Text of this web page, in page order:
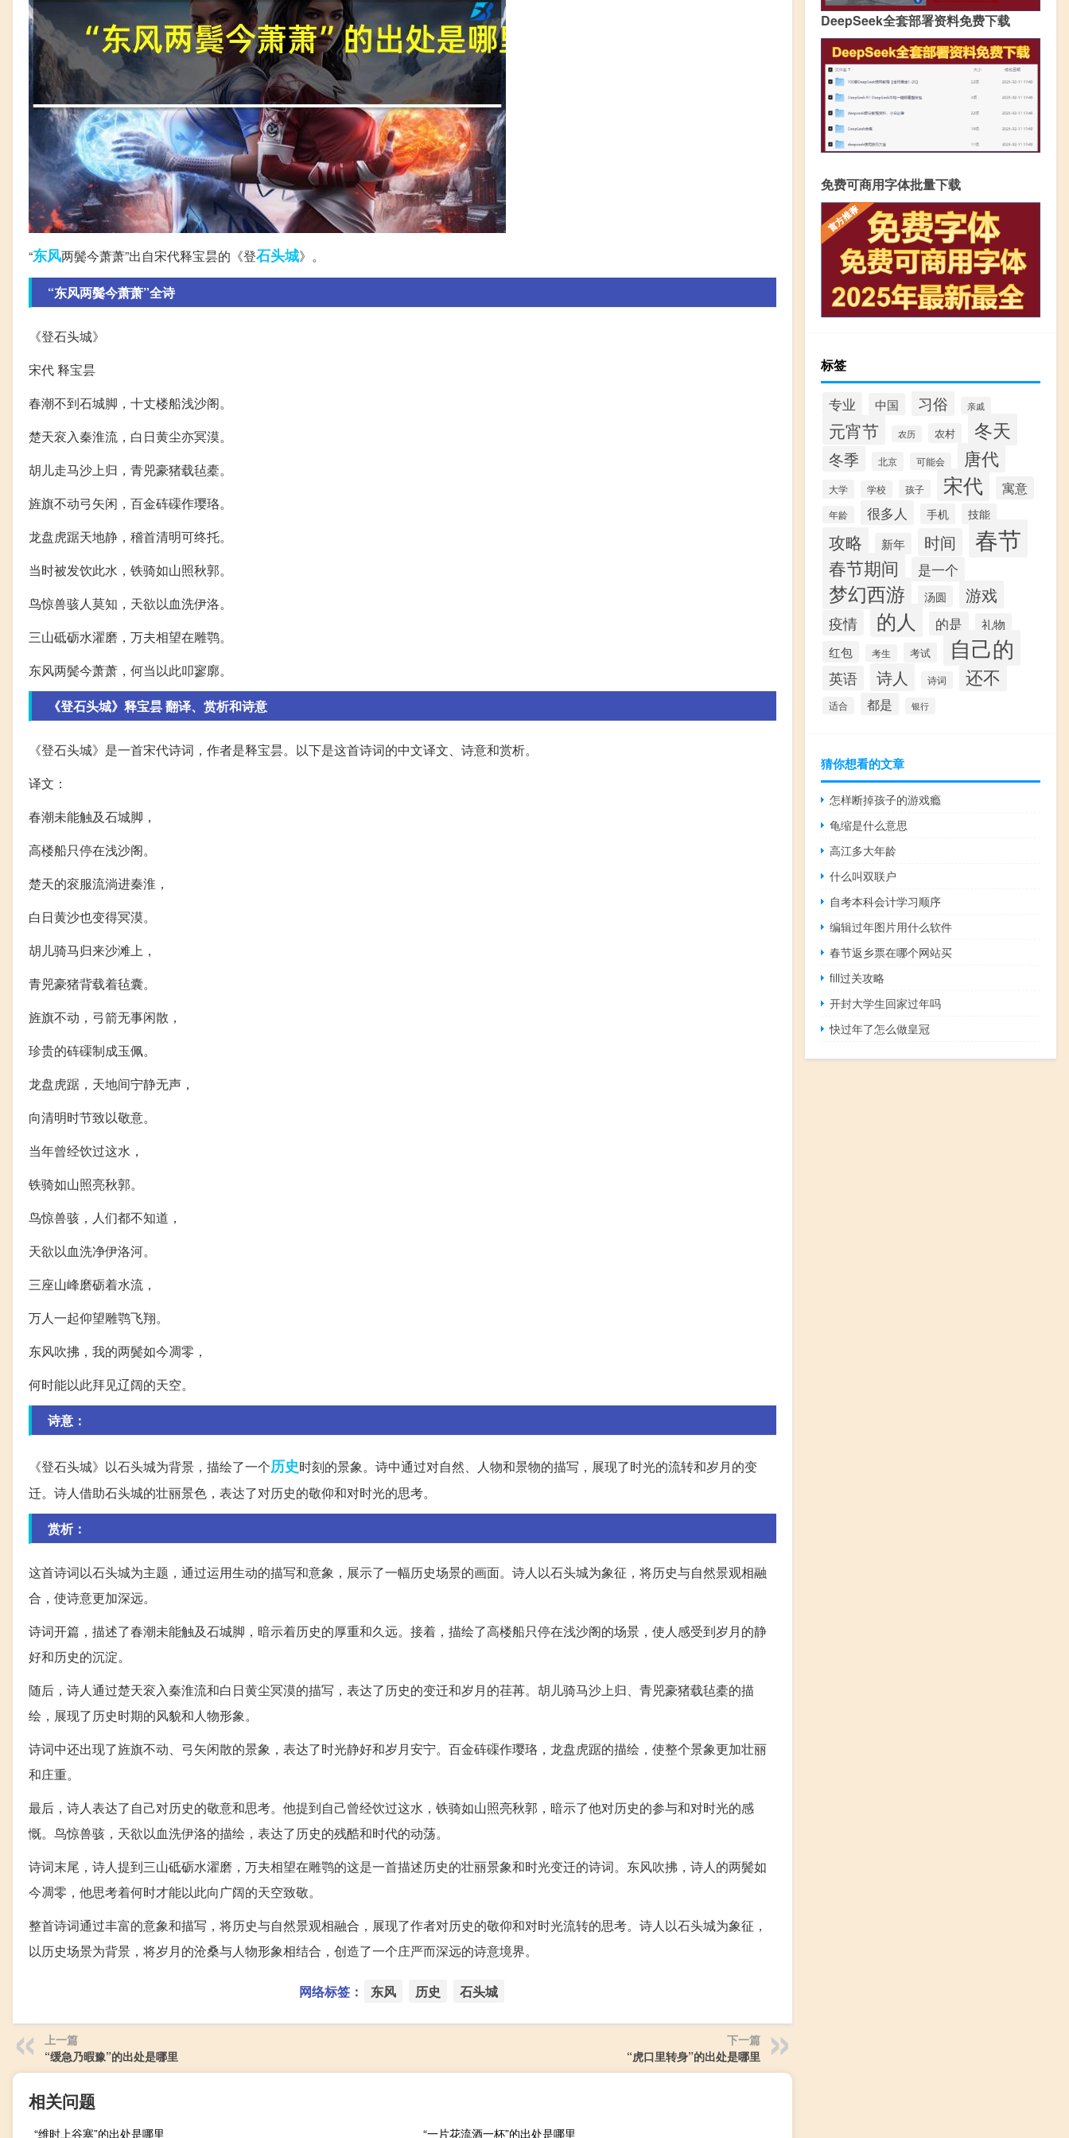
“东风两鬓今萧萧”出自宋代释宝昙的《登石头城》。
“东风两鬓今萧萧”全诗
《登石头城》
宋代 释宝昙
春潮不到石城脚，十丈楼船浅沙阁。
楚天衮入秦淮流，白日黄尘亦冥漠。
胡儿走马沙上归，青兕豪猪载毡橐。
旌旗不动弓矢闲，百金砗磲作璎珞。
龙盘虎踞天地静，稽首清明可终托。
当时被发饮此水，铁骑如山照秋郭。
鸟惊兽骇人莫知，天欲以血洗伊洛。
三山砥砺水濯磨，万夫相望在雕鹗。
东风两鬓今萧萧，何当以此叩寥廓。
《登石头城》释宝昙 翻译、赏析和诗意
《登石头城》是一首宋代诗词，作者是释宝昙。以下是这首诗词的中文译文、诗意和赏析。
译文：
春潮未能触及石城脚，
高楼船只停在浅沙阁。
楚天的衮服流淌进秦淮，
白日黄沙也变得冥漠。
胡儿骑马归来沙滩上，
青兕豪猪背载着毡囊。
旌旗不动，弓箭无事闲散，
珍贵的砗磲制成玉佩。
龙盘虎踞，天地间宁静无声，
向清明时节致以敬意。
当年曾经饮过这水，
铁骑如山照亮秋郭。
鸟惊兽骇，人们都不知道，
天欲以血洗净伊洛河。
三座山峰磨砺着水流，
万人一起仰望雕鹗飞翔。
东风吹拂，我的两鬓如今凋零，
何时能以此拜见辽阔的天空。
诗意：
《登石头城》以石头城为背景，描绘了一个历史时刻的景象。诗中通过对自然、人物和景物的描写，展现了时光的流转和岁月的变
迁。诗人借助石头城的壮丽景色，表达了对历史的敬仰和对时光的思考。
赏析：
这首诗词以石头城为主题，通过运用生动的描写和意象，展示了一幅历史场景的画面。诗人以石头城为象征，将历史与自然景观相融
合，使诗意更加深远。
诗词开篇，描述了春潮未能触及石城脚，暗示着历史的厚重和久远。接着，描绘了高楼船只停在浅沙阁的场景，使人感受到岁月的静
好和历史的沉淀。
随后，诗人通过楚天衮入秦淮流和白日黄尘冥漠的描写，表达了历史的变迁和岁月的荏苒。胡儿骑马沙上归、青兕豪猪载毡橐的描
绘，展现了历史时期的风貌和人物形象。
诗词中还出现了旌旗不动、弓矢闲散的景象，表达了时光静好和岁月安宁。百金砗磲作璎珞，龙盘虎踞的描绘，使整个景象更加壮丽
和庄重。
最后，诗人表达了自己对历史的敬意和思考。他提到自己曾经饮过这水，铁骑如山照亮秋郭，暗示了他对历史的参与和对时光的感
慨。鸟惊兽骇，天欲以血洗伊洛的描绘，表达了历史的残酷和时代的动荡。
诗词末尾，诗人提到三山砥砺水濯磨，万夫相望在雕鹗的这是一首描述历史的壮丽景象和时光变迁的诗词。东风吹拂，诗人的两鬓如
今凋零，他思考着何时才能以此向广阔的天空致敬。
整首诗词通过丰富的意象和描写，将历史与自然景观相融合，展现了作者对历史的敬仰和对时光流转的思考。诗人以石头城为象征，
以历史场景为背景，将岁月的沧桑与人物形象相结合，创造了一个庄严而深远的诗意境界。
网络标签： 东风 历史 石头城
上一篇
“缓急乃暇豫”的出处是哪里
下一篇
“虎口里转身”的出处是哪里
相关问题
“维时上谷塞”的出处是哪里 “一片花流酒一杯”的出处是哪里
DeepSeek全套部署资料免费下载
免费可商用字体批量下载
标签
专业 中国 习俗 亲戚
元宵节 农历 农村 冬天
冬季 北京 可能会 唐代
大学 学校 孩子 宋代 寓意
年龄 很多人 手机 技能
攻略 新年 时间 春节
春节期间 是一个
梦幻西游 汤圆 游戏
疫情 的人 的是
礼物
红包
考生 考试 自己的
英语 诗人 诗词 还不
适合 都是 银行
猜你想看的文章
怎样断掉孩子的游戏瘾
龟缩是什么意思
高江多大年龄
什么叫双联户
自考本科会计学习顺序
编辑过年图片用什么软件
春节返乡票在哪个网站买
fill过关攻略
开封大学生回家过年吗
快过年了怎么做皇冠